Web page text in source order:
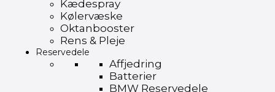
Kædespray
Kølervæske
Oktanbooster
Rens & Pleje
Reservedele
Affjedring
Batterier
BMW Reservedele